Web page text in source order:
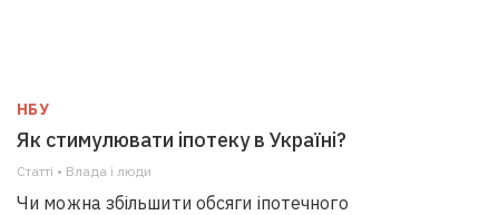
НБУ
Як стимулювати іпотеку в Україні?
Статті • Влада i люди
Чи можна збільшити обсяги іпотечного